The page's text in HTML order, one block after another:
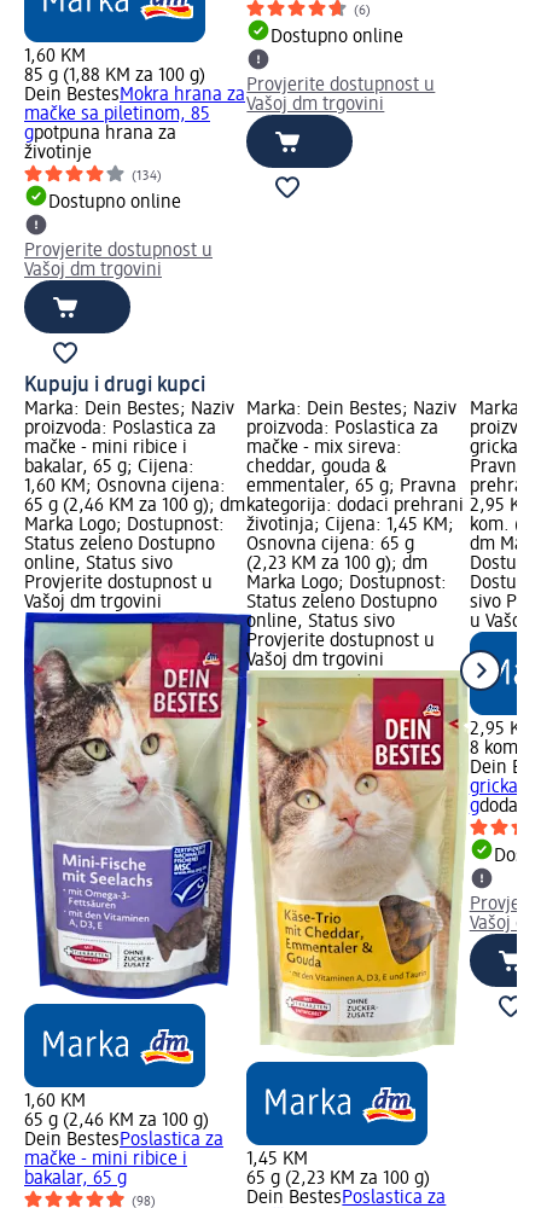
1,60 KM
85 g (1,88 KM za 100 g)
Dein BestesMokra hrana za
mačke sa piletinom, 85
gpotpuna hrana za
životinje
(134)
Dostupno online
Provjerite dostupnost u
Vašoj dm trgovini
(6)
Dostupno online
Provjerite dostupnost u
Vašoj dm trgovini
Kupuju i drugi kupci
Marka: Dein Bestes; Naziv
proizvoda: Poslastica za
mačke - mini ribice i
bakalar, 65 g; Cijena:
1,60 KM; Osnovna cijena:
65 g (2,46 KM za 100 g); dm
Marka Logo; Dostupnost:
Status zeleno Dostupno
online, Status sivo
Provjerite dostupnost u
Vašoj dm trgovini
1,60 KM
65 g (2,46 KM za 100 g)
Dein BestesPoslastica za
mačke - mini ribice i
bakalar, 65 g
(98)
Marka: Dein Bestes; Naziv
proizvoda: Poslastica za
mačke - mix sireva:
cheddar, gouda &
emmentaler, 65 g; Pravna
kategorija: dodaci prehrani
životinja; Cijena: 1,45 KM;
Osnovna cijena: 65 g
(2,23 KM za 100 g); dm
Marka Logo; Dostupnost:
Status zeleno Dostupno
online, Status sivo
Provjerite dostupnost u
Vašoj dm trgovini
1,45 KM
65 g (2,23 KM za 100 g)
Dein BestesPoslastica za
Marka:
Pravna
2,95
kom.
dm
sivo
u Vašoj
2,95 KM
8 kom.
Dein
gdodaci
Vašoj